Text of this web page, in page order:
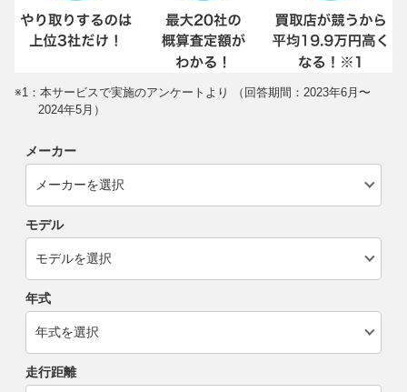
※1：本サービスで実施のアンケートより （回答期間：2023年6月〜
2024年5月）
メーカー
モデル
年式
走行距離